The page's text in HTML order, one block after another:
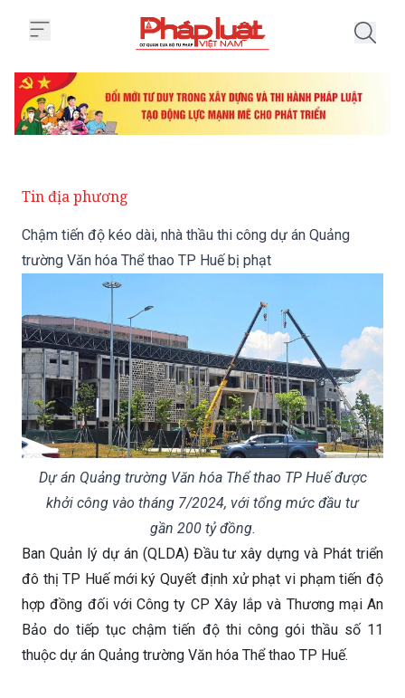
Tin địa phương
Chậm tiến độ kéo dài, nhà thầu thi công dự án Quảng
trường Văn hóa Thể thao TP Huế bị phạt
Dự án Quảng trường Văn hóa Thể thao TP Huế được
khởi công vào tháng 7/2024, với tổng mức đầu tư
gần 200 tỷ đồng.
Ban Quản lý dự án (QLDA) Đầu tư xây dựng và Phát triển
đô thị TP Huế mới ký Quyết định xử phạt vi phạm tiến độ
hợp đồng đối với Công ty CP Xây lắp và Thương mại An
Bảo do tiếp tục chậm tiến độ thi công gói thầu số 11
thuộc dự án Quảng trường Văn hóa Thể thao TP Huế.